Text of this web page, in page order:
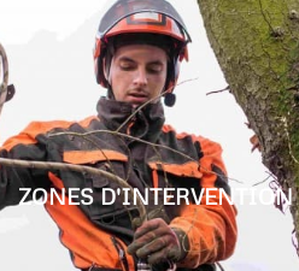
ZONES D'INTERVENTION